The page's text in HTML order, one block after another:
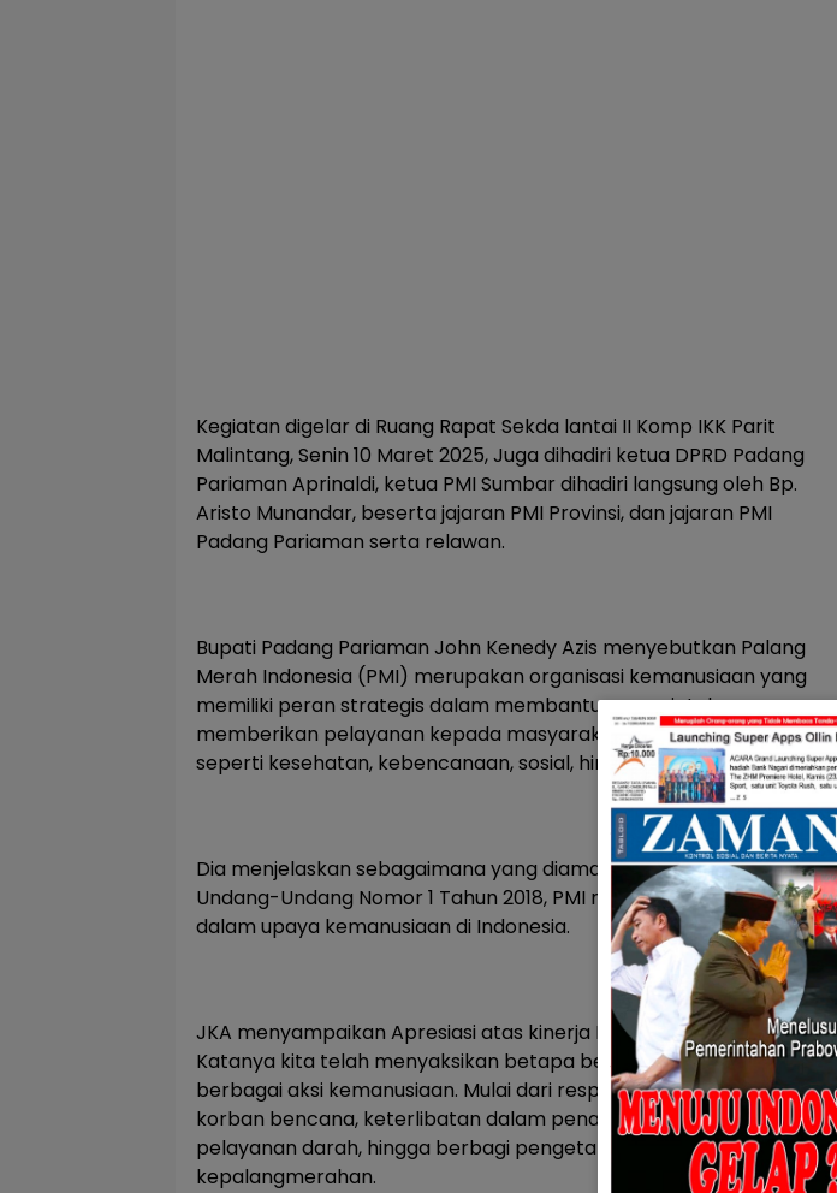
Kegiatan digelar di Ruang Rapat Sekda lantai II Komp IKK Parit
Malintang, Senin 10 Maret 2025, Juga dihadiri ketua DPRD Padang
Pariaman Aprinaldi, ketua PMI Sumbar dihadiri langsung oleh Bp.
Aristo Munandar, beserta jajaran PMI Provinsi, dan jajaran PMI
Padang Pariaman serta relawan.
Bupati Padang Pariaman John Kenedy Azis menyebutkan Palang
Merah Indonesia (PMI) merupakan organisasi kemanusiaan yang
memiliki peran strategis dalam membantu pemerintah
memberikan pelayanan kepada masyarakat di berbagai bidang,
seperti kesehatan, kebencanaan, sosial, hingga pendidikan.
Dia menjelaskan sebagaimana yang diamanatkan dalam Pasal 22
Undang-Undang Nomor 1 Tahun 2018, PMI menjadi garda terdepan
dalam upaya kemanusiaan di Indonesia.
JKA menyampaikan Apresiasi atas kinerja PMI Padang Pariaman,
Katanya kita telah menyaksikan betapa besar kontribusi PMI dalam
berbagai aksi kemanusiaan. Mulai dari respons cepat terhadap
korban bencana, keterlibatan dalam penanganan krisis kesehatan,
pelayanan darah, hingga berbagi pengetahuan teknis
kepalangmerahan.